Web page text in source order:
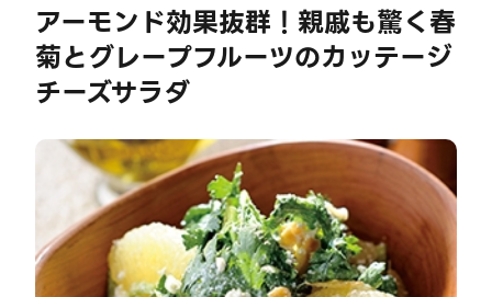
アーモンド効果抜群！親戚も驚く春
菊とグレープフルーツのカッテージ
チーズサラダ